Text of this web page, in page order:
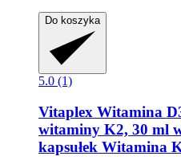
Do koszyka
5.0 (1)
Vitaplex Witamina
witaminy K2, 30 ml
kapsułek Witamina